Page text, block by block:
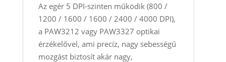
Az egér 5 DPI‑szinten működik (800 /
1200 / 1600 / 1600 / 2400 / 4000 DPI),
a PAW3212 vagy PAW3327 optikai
érzékelővel, ami precíz, nagy sebességű
mozgást biztosít akár nagy,